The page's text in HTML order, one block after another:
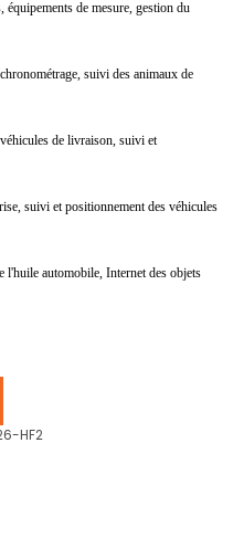
équipements de mesure, gestion du
suivi des animaux de
de livraison, suivi et
suivi et positionnement des véhicules
l'huile automobile, Internet des objets